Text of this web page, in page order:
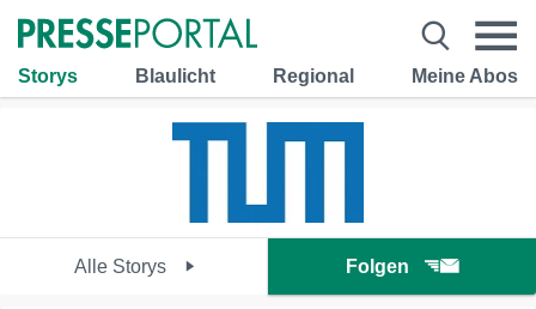
Storys Blaulicht Regional Meine Abos
Alle Storys Folgen